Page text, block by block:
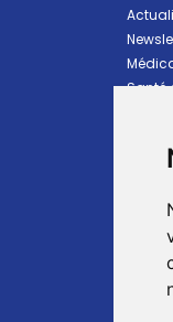
Santé
Bébé